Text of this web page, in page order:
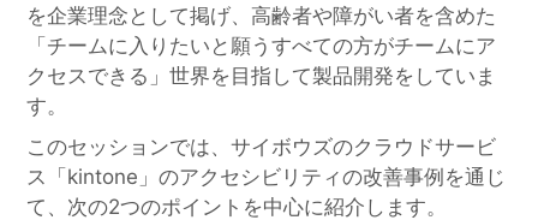
を企業理念として掲げ、高齢者や障がい者を含めた
「チームに入りたいと願うすべての方がチームにア
クセスできる」世界を目指して製品開発をしていま
す。
このセッションでは、サイボウズのクラウドサービ
ス「kintone」のアクセシビリティの改善事例を通じ
て、次の2つのポイントを中心に紹介します。